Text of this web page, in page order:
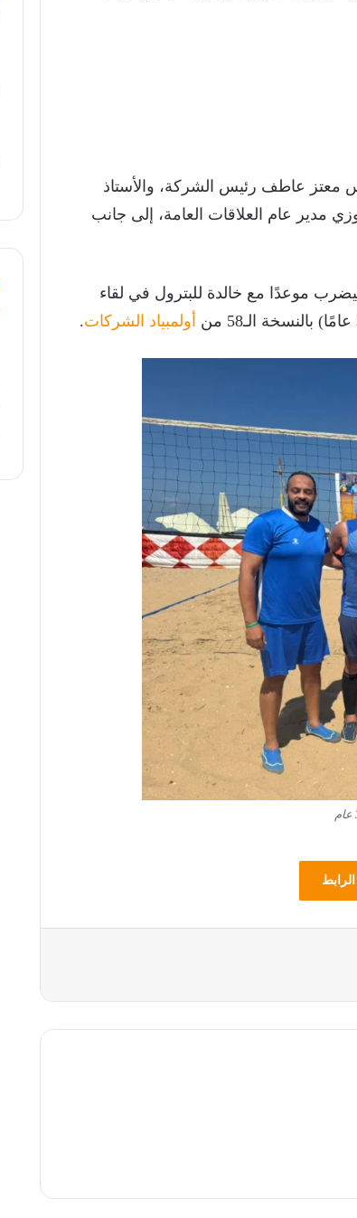
معتز عاطف رئيس الشركة، والأستاذ
مدير عام العلاقات العامة، إلى جانب
ليضرب موعدًا مع خالدة للبترول في لقاء
أولمبياد الشركات.